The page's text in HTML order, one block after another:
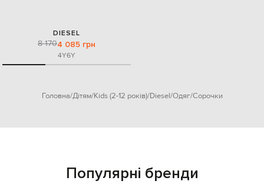
DIESEL
8 1704 085 грн
4Y6Y
Головна Дітям Kids (2-12 років) Diesel Одяг Сорочки
Популярні бренди